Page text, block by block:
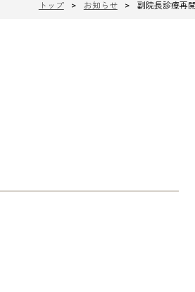
トップ お知らせ 副院長診療再